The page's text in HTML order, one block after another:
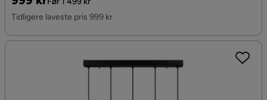
Pris
Tidligere laveste pris 999 kr